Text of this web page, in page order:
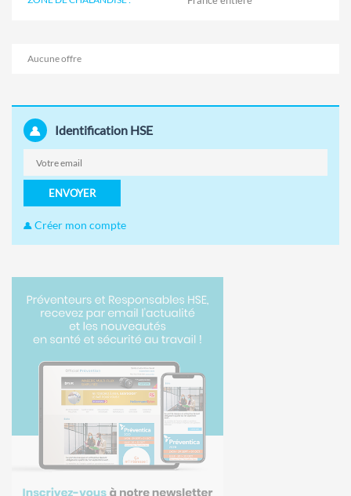
Aucune offre
Identification HSE
ENVOYER
Créer mon compte